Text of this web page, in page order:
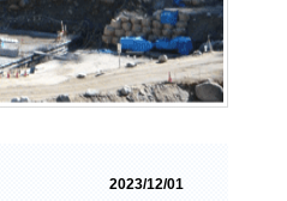
2023/12/01